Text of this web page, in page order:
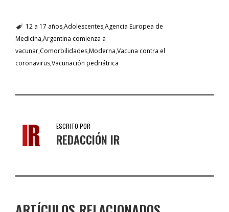
12 a 17 añosAdolescentesAgencia Europea de
Medicina Argentina comienza a
vacunar ComorbilidadesModerna Vacuna contra el
coronavirusVacunación pedriátrica
ESCRITO POR
REDACCIÓN IR